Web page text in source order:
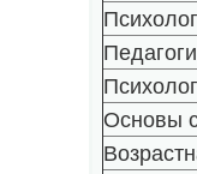
Основы